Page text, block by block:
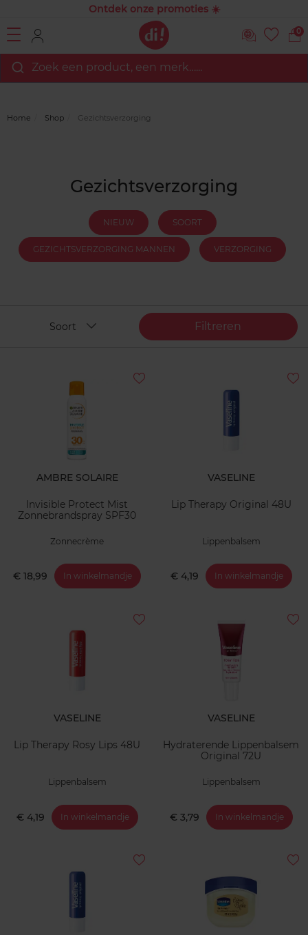
Ontdek onze promoties ☀️
0
Zoek een product, een merk…...
Home Shop Gezichtsverzorging
Gezichtsverzorging
NIEUW SOORT
GEZICHTSVERZORGING MANNEN VERZORGING
Filtreren
Soort
AMBRE SOLAIRE
Invisible Protect Mist
Zonnebrandspray SPF30
Zonnecrème
€ 18,99 In winkelmandje
VASELINE
Lip Therapy Original 48U
Lippenbalsem
€ 4,19 In winkelmandje
VASELINE
Lip Therapy Rosy Lips 48U
Lippenbalsem
€ 4,19 In winkelmandje
VASELINE
Hydraterende Lippenbalsem
Original 72U
Lippenbalsem
€ 3,79 In winkelmandje